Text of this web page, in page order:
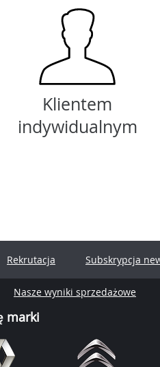
Klientem
indywidualnym
Rekrutacja Subskrypcja
Nasze wyniki sprzedażowe
marki